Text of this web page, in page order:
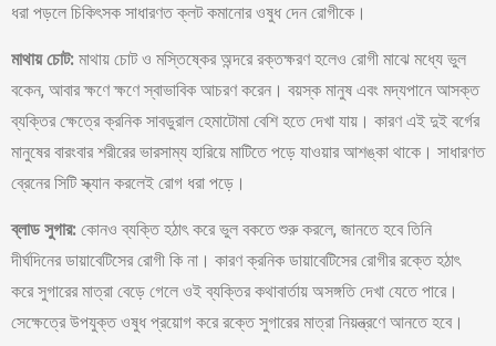
ধরা পড়লে চিকিৎসক সাধারণত ক্লট কমানোর ওষুধ দেন রোগীকে।
মাথায় চোট: মাথায় চোট ও মস্তিষ্কের অন্দরে রক্তক্ষরণ হলেও রোগী মাঝে মধ্যে ভুল
বকেন, আবার ক্ষণে ক্ষণে স্বাভাবিক আচরণ করেন। বয়স্ক মানুষ এবং মদ্যপানে আসক্ত
ব্যক্তির ক্ষেত্রে ক্রনিক সাবডুরাল হেমাটোমা বেশি হতে দেখা যায়। কারণ এই দুই বর্গের
মানুষের বারংবার শরীরের ভারসাম্য হারিয়ে মাটিতে পড়ে যাওয়ার আশঙ্কা থাকে। সাধারণত
ব্রেনের সিটি স্ক্যান করলেই রোগ ধরা পড়ে।
ব্লাড সুগার: কোনও ব্যক্তি হঠাৎ করে ভুল বকতে শুরু করলে, জানতে হবে তিনি
দীর্ঘদিনের ডায়াবেটিসের রোগী কি না। কারণ ক্রনিক ডায়াবেটিসের রোগীর রক্তে হঠাৎ
করে সুগারের মাত্রা বেড়ে গেলে ওই ব্যক্তির কথাবার্তায় অসঙ্গতি দেখা যেতে পারে।
সেক্ষেত্রে উপযুক্ত ওষুধ প্রয়োগ করে রক্তে সুগারের মাত্রা নিয়ন্ত্রণে আনতে হবে।